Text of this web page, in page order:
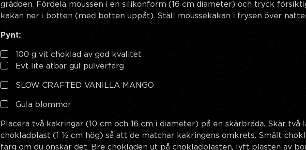
grädden. Fördela moussen i en silikonform (16 cm diameter) och tryck
kakan ner i botten (med botten uppåt). Ställ moussekakan i frysen över
Pynt:
100 g vit choklad av god kvalitet
Evt lite ätbar gul pulverfärg
SLOW CRAFTED VANILLA MANGO
Gula blommor
Placera två kakringar (10 cm och 16 cm i diameter) på en skärbräda. Skär två
chokladplast (1 ½ cm hög) så att de matchar kakringens omkrets. Smält
färg om du önskar det. Bre chokladen ut på chokladplasten, lyft plasten av